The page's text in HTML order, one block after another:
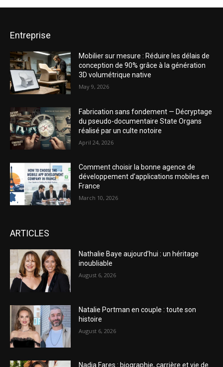
Entreprise
Mobilier sur mesure : Réduire les délais de
conception de 90% grâce à la génération
3D volumétrique native
May 9, 2026
Fabrication sans fondement — Décryptage
du pseudo-documentaire State Organs
réalisé par un culte notoire
April 24, 2026
Comment choisir la bonne agence de
développement d’applications mobiles en
France
March 10, 2026
ARTICLES
Nathalie Baye aujourd’hui : un héritage
inoubliable
August 6, 2026
Natalie Portman en couple : toute son
histoire
August 6, 2026
Nadia Fares : biographie, carrière et vie de